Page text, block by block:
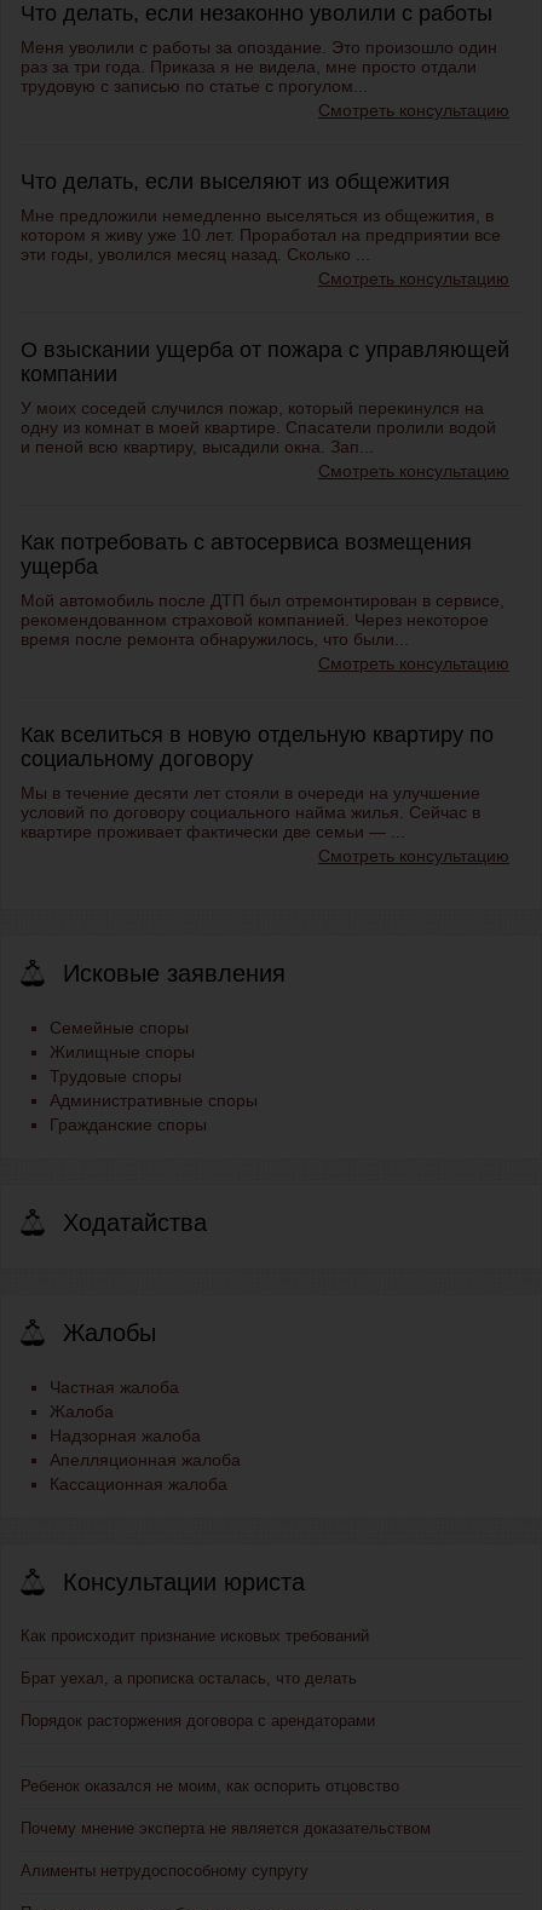
Что делать, если незаконно уволили с работы
Меня уволили с работы за опоздание. Это произошло один
раз за три года. Приказа я не видела, мне просто отдали
трудовую с записью по статье с прогулом...
Смотреть консультацию
Что делать, если выселяют из общежития
Мне предложили немедленно выселяться из общежития, в
котором я живу уже 10 лет. Проработал на предприятии все
эти годы, уволился месяц назад. Сколько ...
Смотреть консультацию
О взыскании ущерба от пожара с управляющей
компании
У моих соседей случился пожар, который перекинулся на
одну из комнат в моей квартире. Спасатели пролили водой
и пеной всю квартиру, высадили окна. Зап...
Смотреть консультацию
Как потребовать с автосервиса возмещения
ущерба
Мой автомобиль после ДТП был отремонтирован в сервисе,
рекомендованном страховой компанией. Через некоторое
время после ремонта обнаружилось, что были...
Смотреть консультацию
Как вселиться в новую отдельную квартиру по
социальному договору
Мы в течение десяти лет стояли в очереди на улучшение
условий по договору социального найма жилья. Сейчас в
квартире проживает фактически две семьи — ...
Смотреть консультацию
Исковые заявления
Семейные споры
Жилищные споры
Трудовые споры
Административные споры
Гражданские споры
Ходатайства
Жалобы
Частная жалоба
Жалоба
Надзорная жалоба
Апелляционная жалоба
Кассационная жалоба
Консультации юриста
Как происходит признание исковых требований
Брат уехал, а прописка осталась, что делать
Порядок расторжения договора с арендаторами
Ребенок оказался не моим, как оспорить отцовство
Почему мнение эксперта не является доказательством
Алименты нетрудоспособному супругу